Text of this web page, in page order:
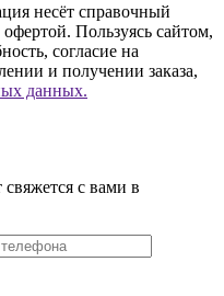
несёт справочный
Пользуясь сайтом,
согласие на
и получении заказа,
данных.
с вами в